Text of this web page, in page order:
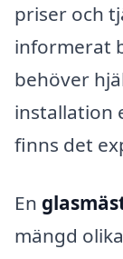
priser och
informerat
behöver
installation
finns det
En
mängd